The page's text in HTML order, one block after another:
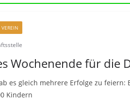
VEREIN
Wochenende für die
es gleich mehrere Erfolge zu
Kindern